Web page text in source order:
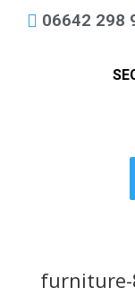
06642 298
furniture-